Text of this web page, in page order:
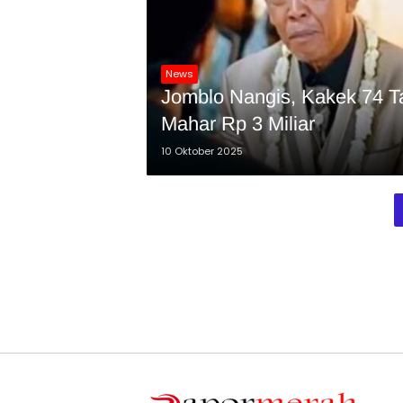
News
Jomblo Nangis, Kakek 74
Mahar Rp 3 Miliar
10 Oktober 2025